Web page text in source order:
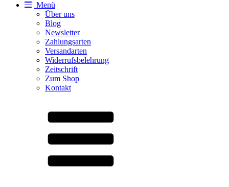
Menü
Über uns
Blog
Newsletter
Zahlungsarten
Versandarten
Widerrufsbelehrung
Zeitschrift
Zum Shop
Kontakt